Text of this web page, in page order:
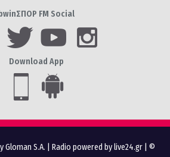
bwinΣΠΟΡ FM Social
Download App
Gloman S.A. Radio powered by live24.gr | ©